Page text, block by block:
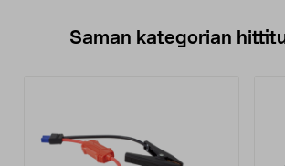
Saman kategorian